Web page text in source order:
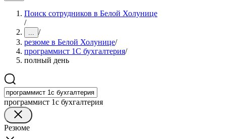
Поиск сотрудников в Белой Холунице
/
... /
резюме в Белой Холунице/
программист 1С бухгалтерия/
полный день
программист 1с бухгалтерия
Резюме